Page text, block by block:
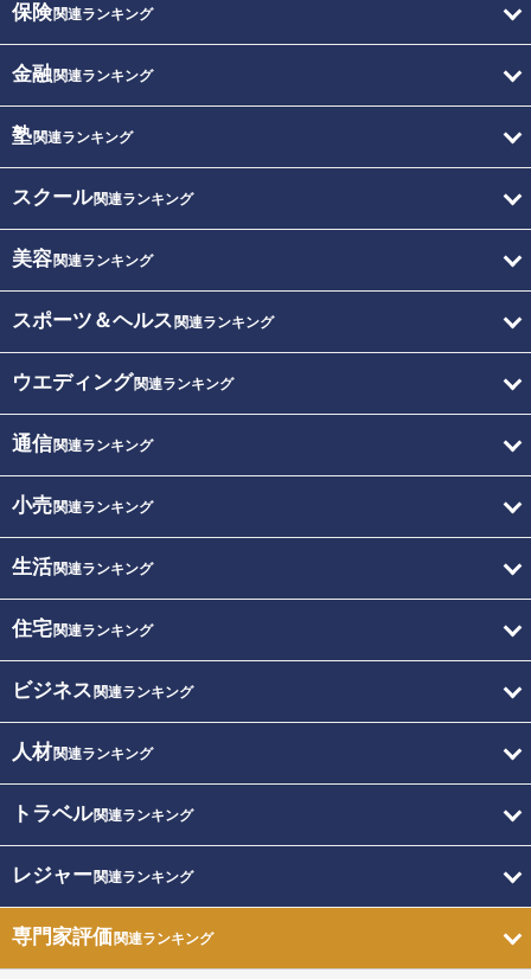
保険関連ランキング
金融関連ランキング
塾関連ランキング
スクール関連ランキング
美容関連ランキング
スポーツ＆ヘルス 関連ランキング
ウエディング関連ランキング
通信関連ランキング
小売関連ランキング
生活関連ランキング
住宅関連ランキング
ビジネス 関連ランキング
人材関連ランキング
トラベル関連ランキング
レジャー関連ランキング
専門家評価関連ランキング